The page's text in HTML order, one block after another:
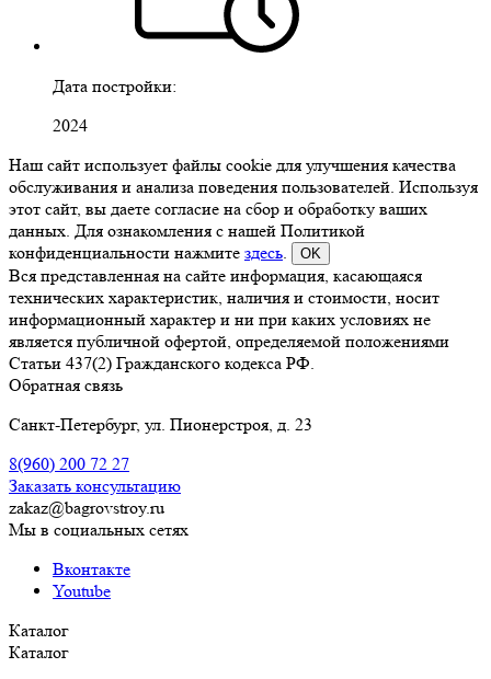
Дата постройки:
2024
Наш сайт использует файлы cookie для улучшения качества
обслуживания и анализа поведения пользователей. Используя
этот сайт, вы даете согласие на сбор и обработку ваших
данных. Для ознакомления с нашей Политикой
конфиденциальности нажмите здесь OK
Вся представленная на сайте информация, касающаяся
технических характеристик, наличия и стоимости, носит
информационный характер и ни при каких условиях не
является публичной офертой, определяемой положениями
Статьи 437(2) Гражданского кодекса РФ.
Обратная связь
Санкт-Петербург, ул. Пионерстроя, д. 23
8(960) 200 72 27
Заказать консультацию
zakaz@bagrovstroy.ru
Мы в социальных сетях
Вконтакте
Youtube
Каталог
Каталог